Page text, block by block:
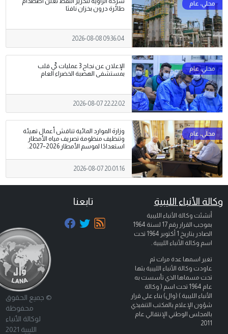
طائرة درون بخزان نافثا
2026-08-08 09:36:04
الإعلان عن نجاح 3 عمليات كيّ قلب
بمستشفى الهضبة الخضراء العام
2026-08-07 22:22:02
وزارة الموارد المائية تناقش أعمال تهيئة
وتنظيف منظومة تصريف مياه الأمطار
استعدادًا لموسم الأمطار 2026–2027.
2026-08-07 20:01:16
وكالة الأنباء الليبية
أنشئت وكالة الأنباء الليبية
بموجب القرار رقم 17 لسنة 1964
الصادر بتاريخ 1 أكتوبر 1964
تحت
اسم وكالة الأنباء الليبية .
تغير اسمها عدة مرات ثم
عاودت وكالة الأنباء الليبية بثها
تحت مسماها الذي تأسست به
عام 1964 تحت اسم ( وكالة
الأنباء الليبية ) (وال) بناء على قرار
شؤون الإعلام بالمكتب التنفيذي
بالمجلس الوطني الإنتقالي عام
2011
تابعنا
© جميع الحقوق
محفوظة
لوكالة الأنباء
الليبية 2021